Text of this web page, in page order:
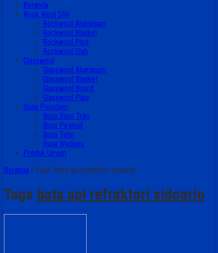
Beranda
Rock Wool SNI
Rockwool Aluminium
Rockwool Blanket
Rockwool Pipa
Rockwool Slab
Glasswool
Glasswool Aluminium
Glasswool Blanket
Glasswool Board
Glasswool Pipa
Busa Peredam
Busa Bass Trap
Busa Piramid
Busa Telur
Busa Wedges
Produk Umum
Beranda » Tags "bata api refraktori sidoarjo"
Tags bata api refraktori sidoarjo